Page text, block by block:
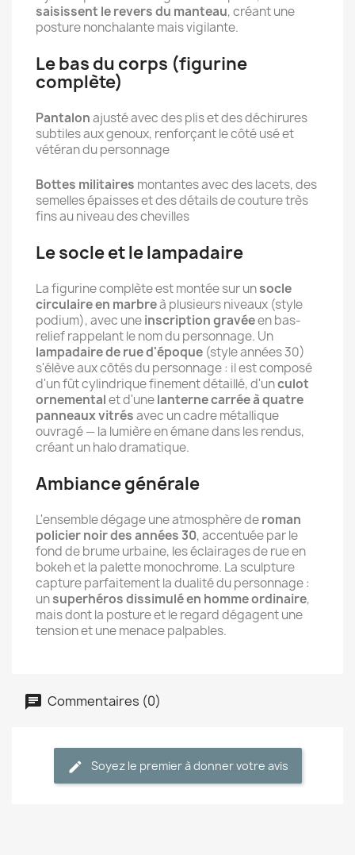
saisissent le revers du manteau, créant une
posture nonchalante mais vigilante.
Le bas du corps (figurine
complète)
Pantalonajusté avec des plis et des déchirures
subtiles aux genoux, renforçant le côté usé et
vétéran du personnage
Bottes militaires montantes avec des lacets, des
semelles épaisses et des détails de couture très
fins au niveau des chevilles
Le socle et le lampadaire
La figurine complète est montée sur unsocle
circulaire en marbreà plusieurs niveaux (style
podium), avec uneinscription gravéeen bas-
relief rappelant le nom du personnage. Un
lampadaire de rue d'époque (style années 30)
s'élève aux côtés du personnage : il est composé
d'un fût cylindrique finement détaillé, d'unculot
ornementalet d'unelanterne carrée à quatre
panneaux vitrésavec un cadre métallique
ouvragé — la lumière en émane dans les rendus,
créant un halo dramatique.
Ambiance générale
L'ensemble dégage une atmosphère deroman
policier noir des années 30, accentuée par le
fond de brume urbaine, les éclairages de rue en
bokeh et la palette monochrome. La sculpture
capture parfaitement la dualité du personnage :
unsuperhéros dissimulé en homme ordinaire,
mais dont la posture et le regard dégagent une
tension et une menace palpables.
Commentaires (0)
Soyez le premier à donner votre avis